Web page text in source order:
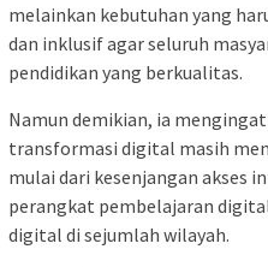
melainkan kebutuhan yang
dan inklusif agar seluruh
pendidikan yang berkualitas.
Namun demikian, ia
transformasi digital masih
mulai dari kesenjangan akses
perangkat pembelajaran
digital di sejumlah wilayah.